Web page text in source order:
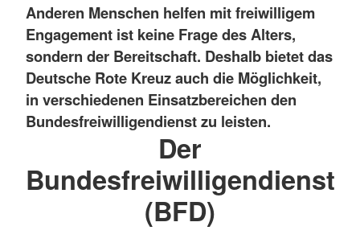
Anderen Menschen helfen mit freiwilligem
Engagement ist keine Frage des Alters,
sondern der Bereitschaft. Deshalb bietet das
Deutsche Rote Kreuz auch die Möglichkeit,
in verschiedenen Einsatzbereichen den
Bundesfreiwilligendienst zu leisten.
Der
Bundesfreiwilligendienst
(BFD)